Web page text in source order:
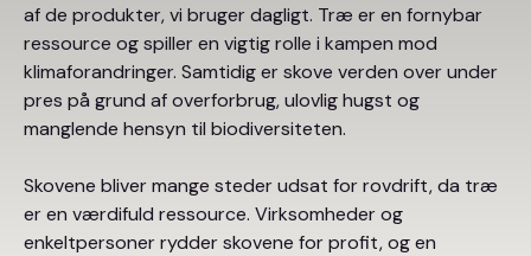
af de produkter, vi bruger dagligt. Træ er en fornybar
ressource og spiller en vigtig rolle i kampen mod
klimaforandringer. Samtidig er skove verden over under
pres på grund af overforbrug, ulovlig hugst og
manglende hensyn til biodiversiteten.
Skovene bliver mange steder udsat for rovdrift, da træ
er en værdifuld ressource. Virksomheder og
enkeltpersoner rydder skovene for profit, og en